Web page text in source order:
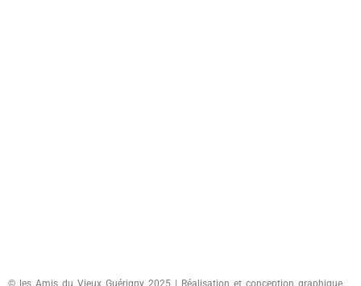
© les Amis du Vieux Guérigny 2025 | Réalisation et conception graphique